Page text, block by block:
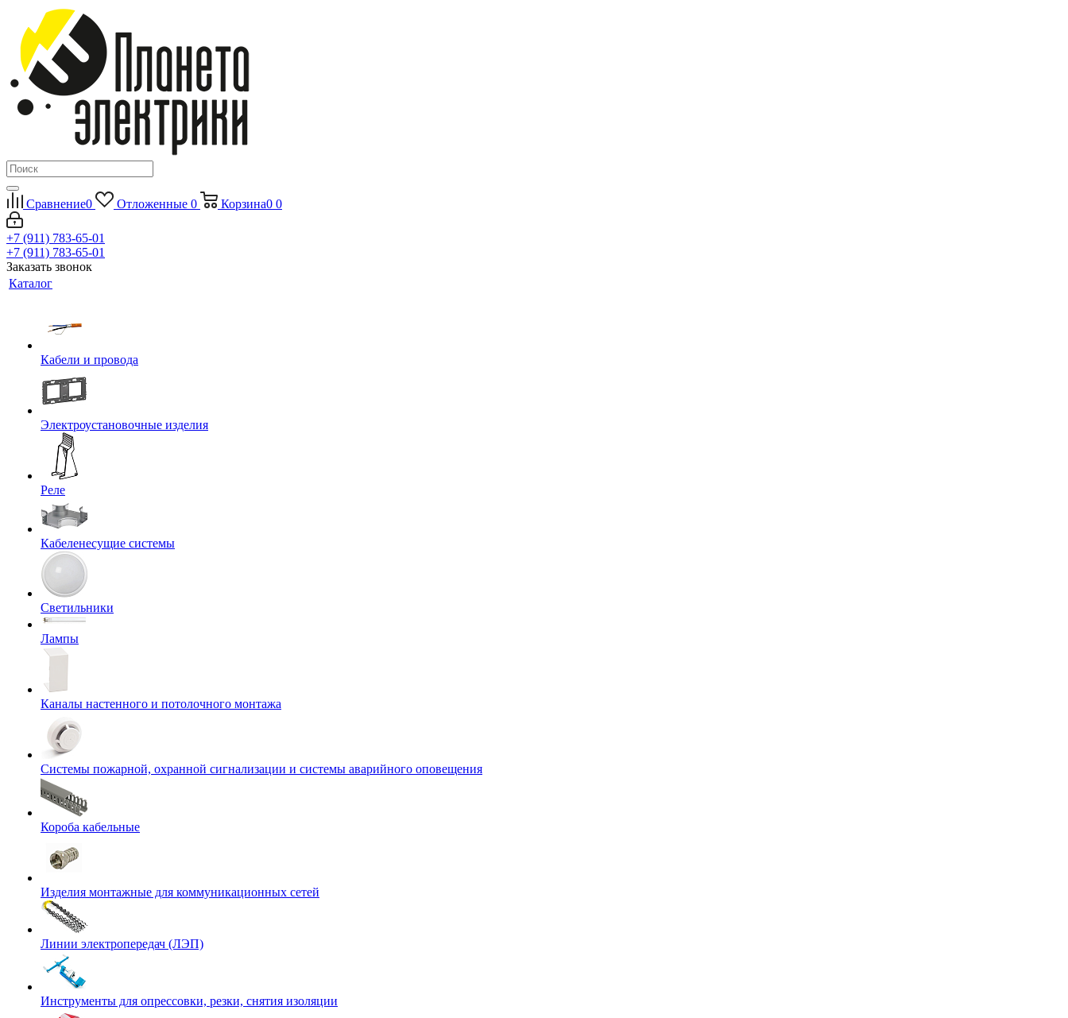
Сравнение0 Отложенные 0 Корзина0 0
+7 (911) 783-65-01
+7 (911) 783-65-01
Заказать звонок
Каталог
Кабели и провода
Электроустановочные изделия
Реле
Кабеленесущие системы
Светильники
Лампы
Каналы настенного и потолочного монтажа
Системы пожарной, охранной сигнализации и системы аварийного оповещения
Короба кабельные
Изделия монтажные для коммуникационных сетей
Линии электропередач (ЛЭП)
Инструменты для опрессовки, резки, снятия изоляции